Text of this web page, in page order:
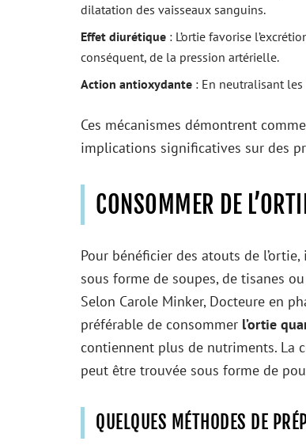
dilatation des vaisseaux sanguins.
Effet diurétique : L’ortie favorise
conséquent, de la pression artérielle.
Action antioxydante : En neutralisant
Ces mécanismes démontrent
implications significatives sur des
CONSOMMER DE
Pour bénéficier des atouts de
sous forme de soupes, de tisanes
Selon Carole Minker, Docteure en
préférable de consommer l’ortie
contiennent plus de nutriments. La
peut être trouvée sous forme de
QUELQUES MÉTHODES DE